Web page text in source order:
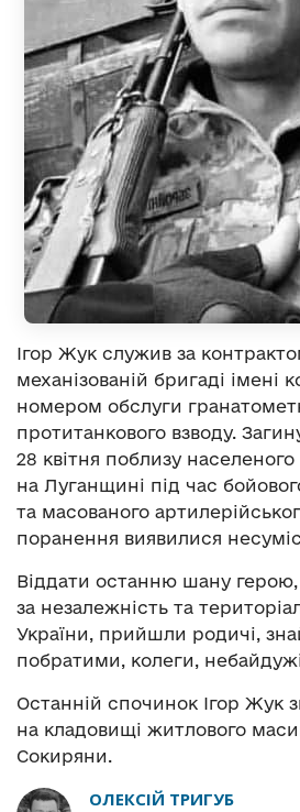
Ігор Жук служив за
механізованій бригаді імені
номером обслуги
протитанкового взводу.
28 квітня поблизу
на Луганщині під час
та масованого
поранення виявилися
Віддати останню шану герою,
за незалежність та
України, прийшли родичі,
побратими, колеги,
Останній спочинок Ігор Жук
на кладовищі житлового
Сокиряни.
ОЛЕКСІЙ ТРИГУБ